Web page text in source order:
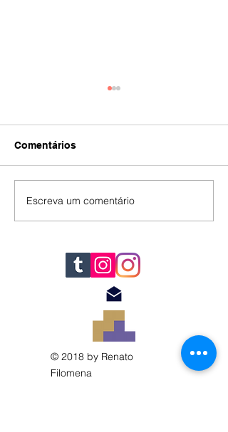
IA
Comentários
Escreva um comentário
© 2018 by Renato
Filomena